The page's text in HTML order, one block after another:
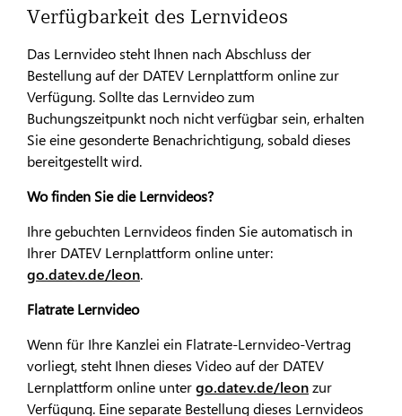
Verfügbarkeit des Lernvideos
Das Lernvideo steht Ihnen nach Abschluss der
Bestellung auf der DATEV Lernplattform online zur
Verfügung. Sollte das Lernvideo zum
Buchungszeitpunkt noch nicht verfügbar sein, erhalten
Sie eine gesonderte Benachrichtigung, sobald dieses
bereitgestellt wird.
Wo finden Sie die Lernvideos?
Ihre gebuchten Lernvideos finden Sie automatisch in
Ihrer DATEV Lernplattform online unter:
go.datev.de/leon.
Flatrate Lernvideo
Wenn für Ihre Kanzlei ein Flatrate-Lernvideo-Vertrag
vorliegt, steht Ihnen dieses Video auf der DATEV
Lernplattform online untergo.datev.de/leonzur
Verfügung. Eine separate Bestellung dieses Lernvideos